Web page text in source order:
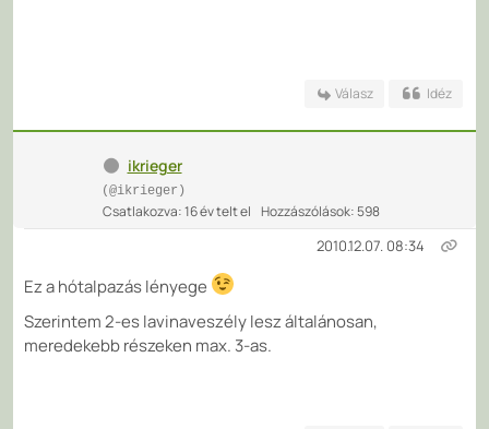
Válasz Idéz
ikrieger
(@ikrieger)
Csatlakozva: 16 év telt el Hozzászólások: 598
2010.12.07. 08:34
Ez a hótalpazás lényege
Szerintem 2-es lavinaveszély lesz általánosan,
meredekebb részeken max. 3-as.